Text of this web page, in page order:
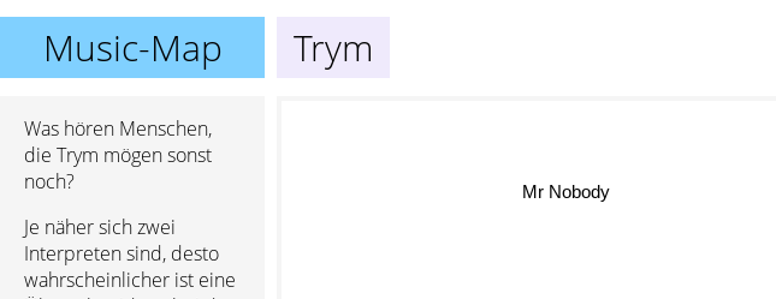
Music-Map Trym
Was hören Menschen,
die Trym mögen sonst
noch?
Je näher sich zwei
Interpreten sind, desto
wahrscheinlicher ist eine
Mr Nobody